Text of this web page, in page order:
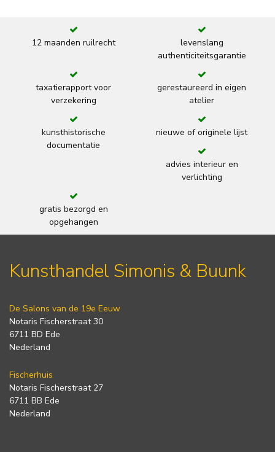
12 maanden ruilrecht
levenslang
authenticiteitsgarantie
taxatierapport voor
verzekering
gerestaureerd in eigen
atelier
kunsthistorische
documentatie
nieuwe of originele lijst
advies interieur en
verlichting
gratis bezorgd en
opgehangen
Kunsthandel Simonis & Buunk
De Salons van de 19e Eeuw
Notaris Fischerstraat 30
6711 BD Ede
Nederland
Fischerhuis
Notaris Fischerstraat 27
6711 BB Ede
Nederland